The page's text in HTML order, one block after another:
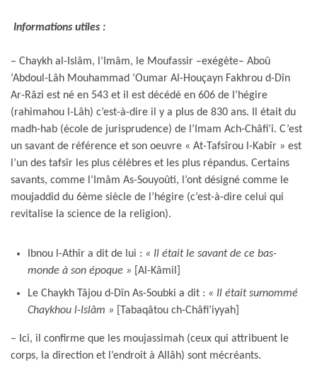
Informations utiles :
– Chaykh al-Islâm, l’Imâm, le Moufassir –exégète– Aboû
‘Abdoul-Lâh Mouhammad ‘Oumar Al-Houçayn Fakhrou d-Dîn
Ar-Râzi est né en 543 et il est décédé en 606 de l’hégire
(rahimahou l-Lâh) c’est-à-dire il y a plus de 830 ans. Il était du
madh-hab (école de jurisprudence) de l’Imam Ach-Châfi’i. C’est
un savant de référence et son oeuvre « At-Tafsîrou l-Kabîr » est
l’un des tafsîr les plus célèbres et les plus répandus. Certains
savants, comme l’Imâm As-Souyoûti, l’ont désigné comme le
moujaddid du 6ème siècle de l’hégire (c’est-à-dire celui qui
revitalise la science de la religion).
Ibnou l-Athîr a dit de lui : « Il était le savant de ce bas-
monde à son époque »
[Al-Kâmil]
Le Chaykh Tâjou d-Dîn As-Soubki a dit : « Il était surnommé
Chaykhou l-Islâm »
[Tabaqâtou ch-Châfi’iyyah]
– Ici, il confirme que les moujassimah (ceux qui attribuent le
corps, la direction et l’endroit à Allâh) sont mécréants.